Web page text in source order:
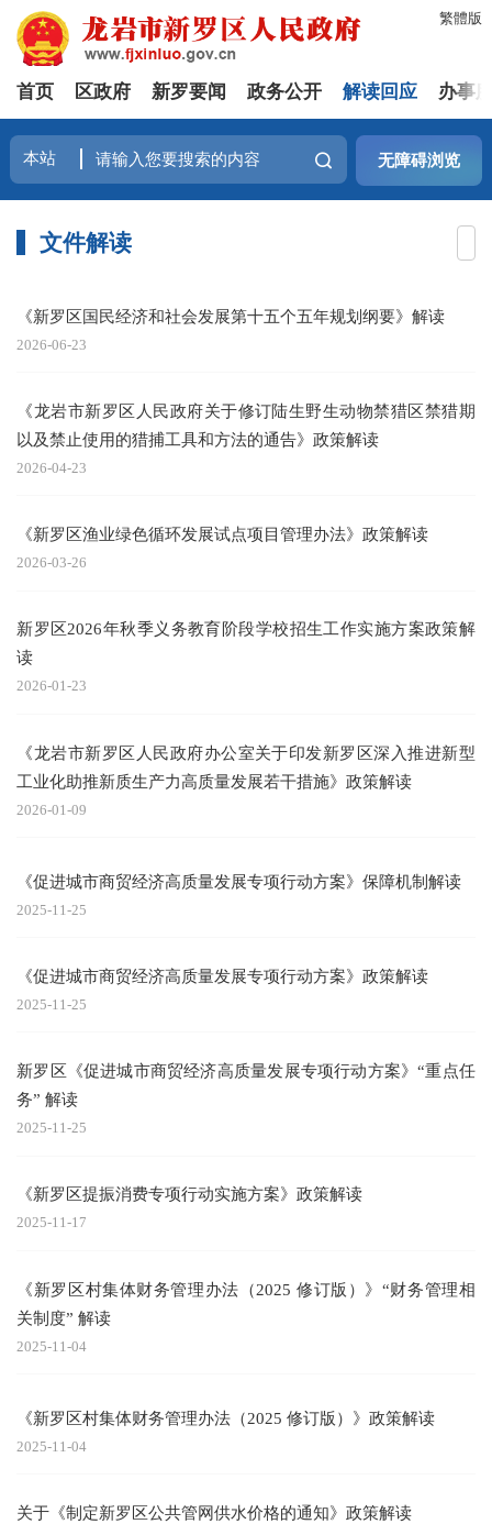
繁體版
首页 区政府 新罗要闻 政务公开 解读回应 办事
无障碍浏览
文件解读
《新罗区国民经济和社会发展第十五个五年规划纲要》解读
2026-06-23
《龙岩市新罗区人民政府关于修订陆生野生动物禁猎区禁猎期
以及禁止使用的猎捕工具和方法的通告》政策解读
2026-04-23
《新罗区渔业绿色循环发展试点项目管理办法》政策解读
2026-03-26
新罗区2026年秋季义务教育阶段学校招生工作实施方案政策解
读
2026-01-23
《龙岩市新罗区人民政府办公室关于印发新罗区深入推进新型
工业化助推新质生产力高质量发展若干措施》政策解读
2026-01-09
《促进城市商贸经济高质量发展专项行动方案》保障机制解读
2025-11-25
《促进城市商贸经济高质量发展专项行动方案》政策解读
2025-11-25
新罗区《促进城市商贸经济高质量发展专项行动方案》“重点任
务” 解读
2025-11-25
《新罗区提振消费专项行动实施方案》政策解读
2025-11-17
《新罗区村集体财务管理办法（2025 修订版）》“财务管理相
关制度” 解读
2025-11-04
《新罗区村集体财务管理办法（2025 修订版）》政策解读
2025-11-04
关于《制定新罗区公共管网供水价格的通知》政策解读